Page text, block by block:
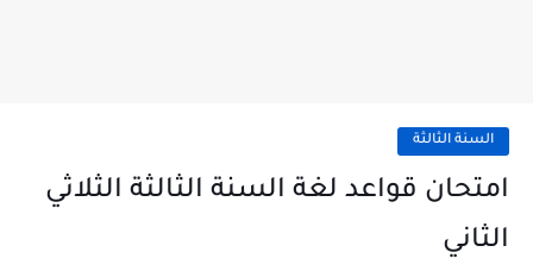
السنة الثالثة
امتحان قواعد لغة السنة الثالثة الثلاثي
الثاني